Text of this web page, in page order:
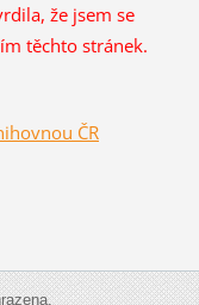
že jsem se
těchto stránek.